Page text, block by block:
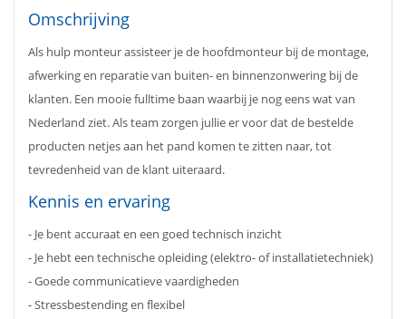
Omschrijving
Als hulp monteur assisteer je de hoofdmonteur bij de montage,
afwerking en reparatie van buiten- en binnenzonwering bij de
klanten. Een mooie fulltime baan waarbij je nog eens wat van
Nederland ziet. Als team zorgen jullie er voor dat de bestelde
producten netjes aan het pand komen te zitten naar, tot
tevredenheid van de klant uiteraard.
Kennis en ervaring
- Je bent accuraat en een goed technisch inzicht
- Je hebt een technische opleiding (elektro- of installatietechniek)
- Goede communicatieve vaardigheden
- Stressbestending en flexibel